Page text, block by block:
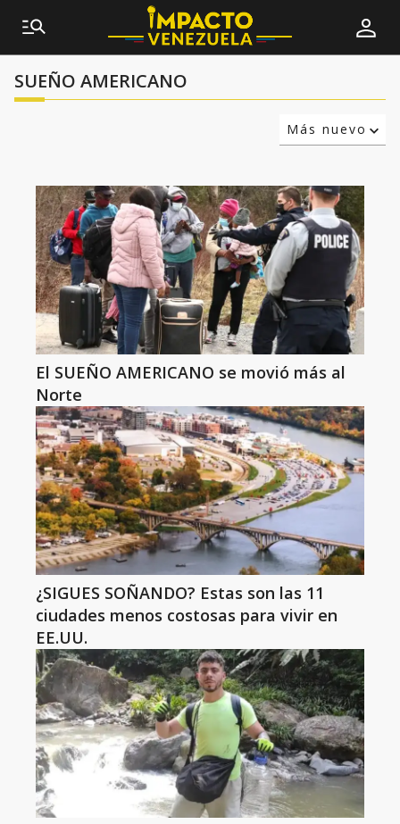
SUEÑO AMERICANO
Más nuevo
El SUEÑO AMERICANO se movió más al
Norte
¿SIGUES SOÑANDO? Estas son las 11
ciudades menos costosas para vivir en
EE.UU.